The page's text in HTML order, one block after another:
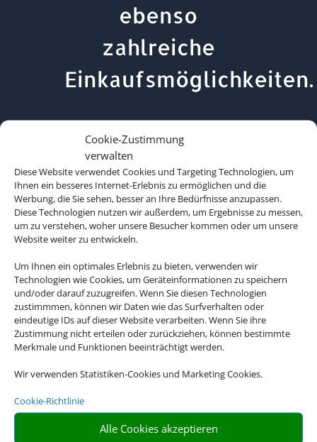
Cookie-Zustimmung
verwalten
Diese Website verwendet Cookies und Targeting Technologien, um
Ihnen ein besseres Internet-Erlebnis zu ermöglichen und die
Werbung, die Sie sehen, besser an Ihre Bedürfnisse anzupassen.
Diese Technologien nutzen wir außerdem, um Ergebnisse zu messen,
um zu verstehen, woher unsere Besucher kommen oder um unsere
Website weiter zu entwickeln.
Um Ihnen ein optimales Erlebnis zu bieten, verwenden wir
Technologien wie Cookies, um Geräteinformationen zu speichern
und/oder darauf zuzugreifen. Wenn Sie diesen Technologien
zustimmmen, können wir Daten wie das Surfverhalten oder
eindeutige IDs auf dieser Website verarbeiten. Wenn Sie ihre
Zustimmung nicht erteilen oder zurückziehen, können bestimmte
Merkmale und Funktionen beeinträchtigt werden.
Wir verwenden Statistiken-Cookies und Marketing Cookies.
Cookie-Richtlinie
Alle Cookies akzeptieren
ebenso
zahlreiche
Einkaufsmöglichkeiten.